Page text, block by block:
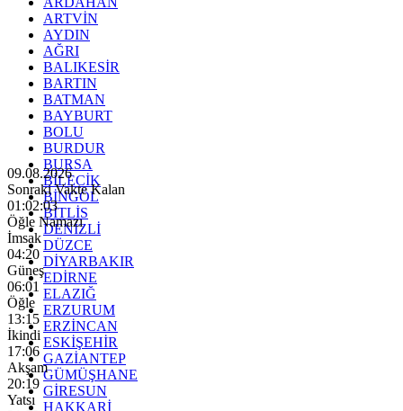
ARTVİN
AYDIN
AĞRI
BALIKESİR
BARTIN
BATMAN
BAYBURT
BOLU
BURDUR
BURSA
BİLECİK
BİNGÖL
BİTLİS
DENİZLİ
DÜZCE
DİYARBAKIR
EDİRNE
ELAZIĞ
ERZURUM
ERZİNCAN
ESKİŞEHİR
GAZİANTEP
GÜMÜŞHANE
GİRESUN
HAKKARİ
09.08.2026
Sonraki Vakte Kalan
01:02:02
Öğle Namazı
İmsak
04:20
Güneş
06:01
Öğle
13:15
İkindi
17:06
Akşam
20:19
Yatsı